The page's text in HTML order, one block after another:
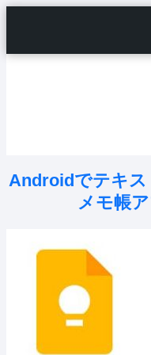
Androidでテキス
メモ帳